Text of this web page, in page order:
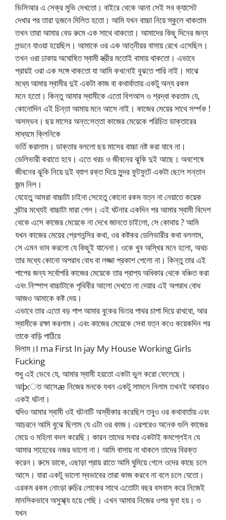
ভিসিআর এ সেক্র মুভি দেখতো। বাইরে থেকে আনা সেই সব ক্যাসেট
দেখার পর তারা দুজনে মিলিত হতো। আমি যখন বাচ্চা নিয়ে স্কুলে থাকতাম
তখন তারা আমার বেড রুমে এক সাথে থাকতো। আমাদের কিছু দিনের জন্য
লন্ডনে যাওয়া হয়েছিল। আমাকে ওর এক আত্নীয়র বাসায় রেখে এসেছিল।
তখন ওরা ঢাকায় অঘোষিত স্বামী স্ত্রীর মতোই বামায় থাকতো। এভাবে
প্রায়ই ওরা এক সঙ্গে থাকতো যা আমি কখনোই বুঝতে পারি নাই। মাঝে
মধ্যে আমার স্বামীর দুই একটা কাজ বা কথার্বাতায় একটু অন্য রকম
মনে হতো। কিন্তু আমার স্বামীকে এতো বিশআস ও শ্রদ্ধা করতাম যে,
কোনোদিন এই চিন্তা আমায় মনে আসে নাই। কাজের মেয়ের সাথে সর্ম্পক !
অসম্ভব। ছয় মাসের অন্ত:সত্তা কাজের মেয়েকে পরিচিত ডাক্তারের
মাধ্যমে ক্লিনিকে
ভর্তি করালাম। ডাক্তার বললো ছয় মাসের বাচ্চা নষ্ট করা যাবে না।
ডেলিভারী করাতে হবে। এতে খরচ ও জীবনের ঝুকি দুই আছে। অবশেষে
জীবনের ঝুকি নিয়ে দুই ব্যাগ রক্ত দিয়ে সুন্দর ফুটফুটে একটা ছেলে সন্তান
জন্ম নিল।
যেহেতু আমরা বাচ্চাটা চাইনা সেহেতু কোনো রকম যত্ন না নেয়াতে কয়েক
ঘন্টার মধ্যেই বাচ্চাটা মারা গেল। এই ঘটনার একদিন পর আমার স্বামী বিদেশ
থেকে এসে কাজের মেয়েকে না দেখে জানতে চাইলো, সে কোথায় ? আমি
যখন কাজের মেয়ের প্রেগনন্সির কথা, ওর কষ্টকর ডেলিভারীর কথা বললাম,
সে এমন ভাব করলো যে কিছুই যানেনা। ওকে খুব অস্খির মনে হলো, অথচ
তার মধ্যে কোনো অপরাধ বোধ বা লজ্জা প্রকাশ পেলো না। কিন্তু তার এই
পাপের জন্য সর্বোপরি কাজের মেয়েকে তার প্রাপ্য অধিকার থেকে বঞ্চিত করা
এবং নিস্পাপ বাচ্চাটাকে পৃথিবীর আলো দেখতে না দেয়ার এই অপরাধ বোধ
আজও আমাকে কষ্ট দেয়।
এভাবে তার এতো বড় পাপ আমার বুকের ভিতর পাথর চাপা দিয়ে রাখবো, আর
স্বামীকে রক্ষা করলাম। এবং কাজের মেয়েকে সেবা যত্ন কওে কয়েকদিন পর
তাকে বাড়ি পাঠিয়ে
দিলাম।I ma First In jay My House Working Girls
Fucking
শুধু এই ভেবে যে, আমার স্বামী হয়তো একটা ভুল করো ফেলেছে।
আþেত আসেæ নিজের মনকে যখন একটু সামলে নিলাম তখনই আবারও
একই ঘটনা।
যদিও আমার স্বামী ওই ঘটনাটি অস্বীকার করেছিল তবুও ওর কথাবার্তায় এবং
আচরনে আমি বুঝে ছিলাম যে এটা ওর কাজ। এরপরেও অনেক গুলি কাজের
মেয়ে ও মহিলা বদল করেছি। কারন তাদের সবার একটাই কমপ্লেইন যে
আমার সাহেবের নজর ভালো না। আমি বাসায় না থাকলে তাদের বিরক্ত
করেন। রুমে ডাকে, এছাড়া প্রায় রাতে আমি ঘুমিয়ে গেলে ওদের কাছে চলে
আসে। যারা একটু ভালো স্বভাবের তারা কাজ করবে না বলে চলে যেতো।
এরকম রকম নোংড়া রুচির লোকের সাথে এতোটা বছর বসবাস করে নিজেই
মানসিকভাবে অসুস্খ্য হয়ে গেছি। এখন আমার নিজের ওপর ঘৃনা হয়। ও
যখন